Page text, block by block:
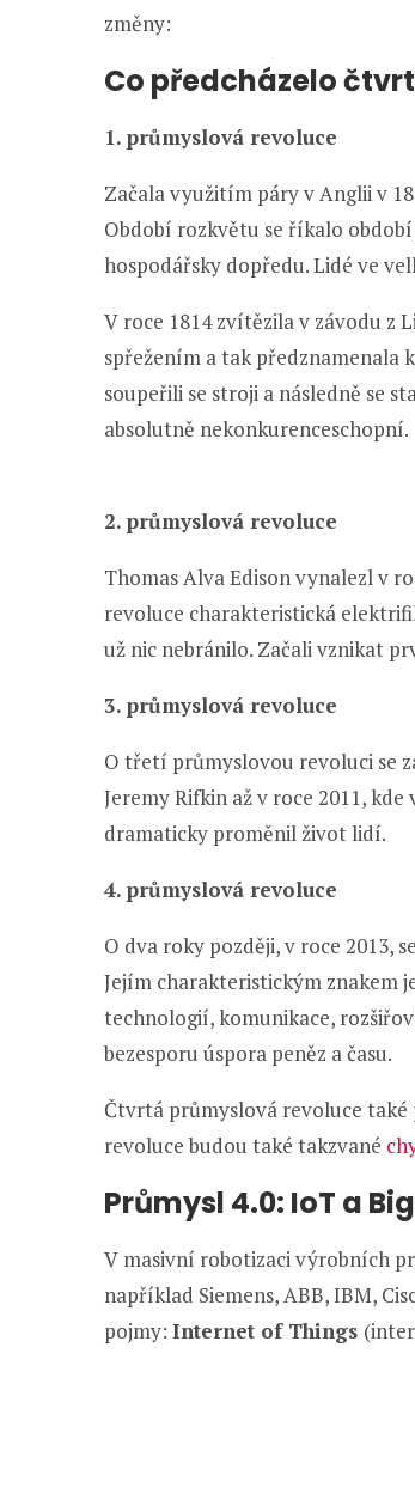
změny:
Co předcházelo
1. průmyslová revoluce
Začala využitím páry v Anglii v
Období rozkvětu se říkalo
hospodářsky dopředu. Lidé ve
V roce 1814 zvítězila v závodu z
spřežením a tak předznamenala
soupeřili se stroji a následně se
absolutně nekonkurenceschopní.
2. průmyslová revoluce
Thomas Alva Edison vynalezl v
revoluce charakteristická
už nic nebránilo. Začali vznikat
3. průmyslová revoluce
O třetí průmyslovou revoluci se
Jeremy Rifkin až v roce 2011,
dramaticky proměnil život lidí.
4. průmyslová revoluce
O dva roky později, v roce 2013,
Jejím charakteristickým znakem
technologií, komunikace,
bezesporu úspora peněz a času.
Čtvrtá průmyslová revoluce
revoluce budou také takzvané
Průmysl 4.0: IoT a
V masivní robotizaci výrobních
například Siemens, ABB, IBM,
pojmy: Internet of Things